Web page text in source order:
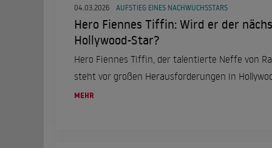
04.03.2026 AUFSTIEG EINES NACHWUCHSSTARS
Hero Fiennes Tiffin: Wird er der
Hollywood-Star?
Hero Fiennes Tiffin, der talentierte Neffe von
steht vor großen Herausforderungen in
MEHR